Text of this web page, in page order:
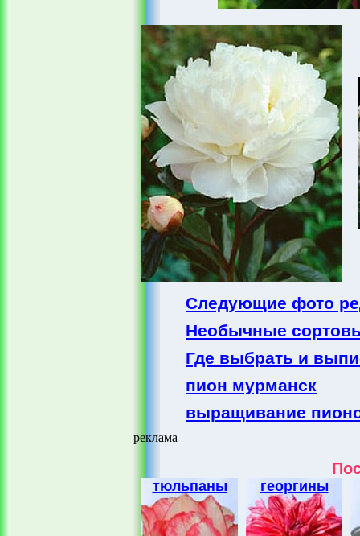
Следующие фото
Необычные
Где выбрать и
пион мурманск
выращивание
реклама
тюльпаны георгины